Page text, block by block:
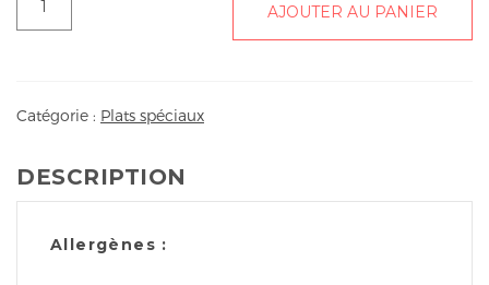
coco
pièces)
AJOUTER AU PANIER
Catégorie : Plats spéciaux
DESCRIPTION
Allergènes :